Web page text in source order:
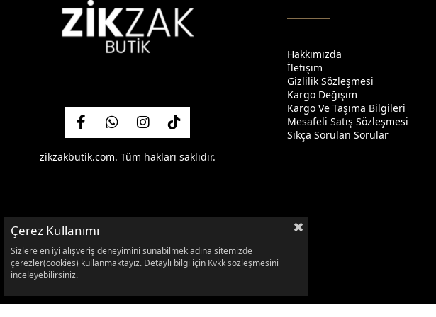
zikzakbutik.com. Tüm hakları saklıdır.
Hakkımızda
İletişim
Gizlilik Sözleşmesi
Kargo Değişim
Kargo Ve Taşıma Bilgileri
Mesafeli Satış Sözleşmesi
Sıkça Sorulan Sorular
Çerez Kullanımı
Sizlere en iyi alışveriş deneyimini sunabilmek adına sitemizde
çerezler(cookies) kullanmaktayız. Detaylı bilgi için Kvkk sözleşmesini
inceleyebilirsiniz.